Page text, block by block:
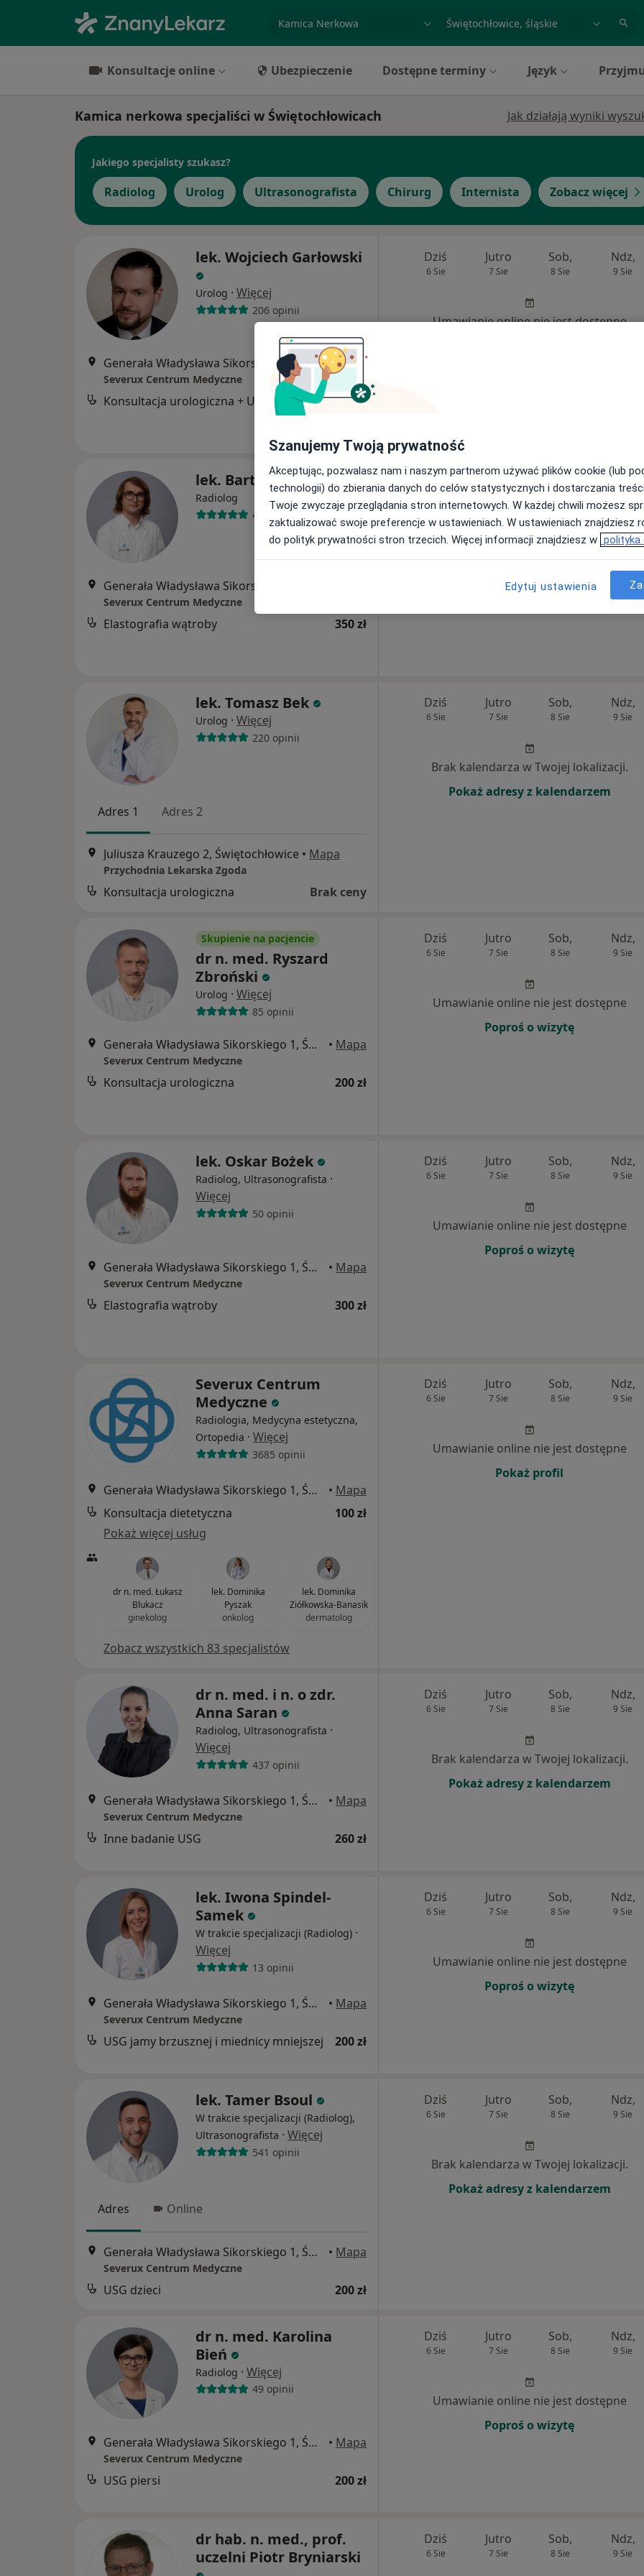
specjalizacja, badanie lub nazwiskomiasto lub dzielnica
Konsultacje online Ubezpieczenie Dostępne terminy Język
Kamica nerkowa specjaliści w Świętochłowicach Jak działają wyniki
Jakiego specjalisty szukasz?
Radiolog Urolog Ultrasonografista Chirurg Internista Zobacz więcej
lek. Wojciech Garłowski
Urolog · Więcej
206 opinii
Generała Władysława Sikorskiego 1, Świętochłowice • Mapa
Severux Centrum Medyczne
Konsultacja urologiczna + USG 300 zł
Dziś
6 Sie
Jutro
7 Sie
Sob,
8 Sie
Ndz,
9 Sie
Umawianie online nie jest dostępne
lek. Bartosz Kokoszka
Radiolog
49 opinii
Severux Centrum Medyczne
Elastografia wątroby 350 zł
Dziś
6 Sie
Jutro
7 Sie
Sob,
8 Sie
Ndz,
9 Sie
Umawianie online nie jest dostępne
lek. Tomasz Bek
Urolog · Więcej
220 opinii
Adres 1 Adres 2
Juliusza Krauzego 2, Świętochłowice • Mapa
Przychodnia Lekarska Zgoda
Konsultacja urologiczna Brak ceny
Dziś
6 Sie
Jutro
7 Sie
Sob,
8 Sie
Ndz,
9 Sie
Brak kalendarza w Twojej lokalizacji.
Pokaż adresy z kalendarzem
Skupienie na pacjencie
dr n. med. Ryszard
Zbroński
Urolog · Więcej
85 opinii
Generała Władysława Sikorskiego 1, Świętochłowice • Mapa
Severux Centrum Medyczne
Konsultacja urologiczna 200 zł
Dziś
6 Sie
Jutro
7 Sie
Sob,
8 Sie
Ndz,
9 Sie
Umawianie online nie jest dostępne
Poproś o wizytę
lek. Oskar Bożek
Radiolog, Ultrasonografista ·
Więcej
50 opinii
Generała Władysława Sikorskiego 1, Świętochłowice • Mapa
Severux Centrum Medyczne
Elastografia wątroby 300 zł
Dziś
6 Sie
Jutro
7 Sie
Sob,
8 Sie
Ndz,
9 Sie
Umawianie online nie jest dostępne
Poproś o wizytę
Severux Centrum
Medyczne
Radiologia, Medycyna estetyczna,
Ortopedia · Więcej
3685 opinii
Generała Władysława Sikorskiego 1, Świętochłowice • Mapa
Konsultacja dietetyczna
100 zł
Pokaż więcej usług
dr n. med. Łukasz
Blukacz
ginekolog
lek. Dominika
Pyszak
onkolog
lek. Dominika
Ziółkowska-Banasik
dermatolog
Zobacz wszystkich 83 specjalistów
Dziś
6 Sie
Jutro
7 Sie
Sob,
8 Sie
Ndz,
9 Sie
Umawianie online nie jest dostępne
Pokaż profil
dr n. med. i n. o zdr.
Anna Saran
Radiolog, Ultrasonografista ·
Więcej
437 opinii
Generała Władysława Sikorskiego 1, Świętochłowice • Mapa
Severux Centrum Medyczne
Inne badanie USG 260 zł
Dziś
6 Sie
Jutro
7 Sie
Sob,
8 Sie
Ndz,
9 Sie
Brak kalendarza w Twojej lokalizacji.
Pokaż adresy z kalendarzem
lek. Iwona Spindel-
Samek
W trakcie specjalizacji (Radiolog) ·
Więcej
13 opinii
Generała Władysława Sikorskiego 1, Świętochłowice • Mapa
Severux Centrum Medyczne
USG jamy brzusznej i miednicy mniejszej 200 zł
Dziś
6 Sie
Jutro
7 Sie
Sob,
8 Sie
Ndz,
9 Sie
Umawianie online nie jest dostępne
Poproś o wizytę
lek. Tamer Bsoul
W trakcie specjalizacji (Radiolog),
Ultrasonografista · Więcej
541 opinii
Adres Online
Generała Władysława Sikorskiego 1, Świętochłowice • Mapa
Severux Centrum Medyczne
USG dzieci 200 zł
Dziś
6 Sie
Jutro
7 Sie
Sob,
8 Sie
Ndz,
9 Sie
Brak kalendarza w Twojej lokalizacji.
Pokaż adresy z kalendarzem
dr n. med. Karolina
Bień
Radiolog · Więcej
49 opinii
Generała Władysława Sikorskiego 1, Świętochłowice • Mapa
Severux Centrum Medyczne
USG piersi 200 zł
Dziś
6 Sie
Jutro
7 Sie
Sob,
8 Sie
Ndz,
9 Sie
Umawianie online nie jest dostępne
Poproś o wizytę
dr hab. n. med., prof.
uczelni Piotr Bryniarski
Dziś
6 Sie
Jutro
7 Sie
Sob,
8 Sie
Ndz,
9 Sie
Szanujemy Twoją prywatność
Akceptując, pozwalasz nam i naszym partnerom używać plików cookie (lub
technologii) do zbierania danych do celów statystycznych i dostarczania
Twoje zwyczaje przeglądania stron internetowych. W każdej chwili możesz
zaktualizować swoje preferencje w ustawieniach. W ustawieniach znajdziesz
do polityk prywatności stron trzecich. Więcej informacji znajdziesz w polityka
Edytuj ustawienia